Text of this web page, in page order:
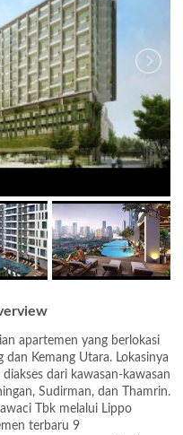
apartemen yang berlokasi
Kemang Utara. Lokasinya
dari kawasan-kawasan
Sudirman, dan Thamrin.
Tbk melalui Lippo
terbaru 9